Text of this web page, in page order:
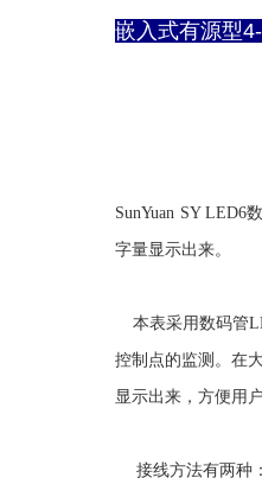
嵌入式有源型
SunYuan SY LED6
字量显示出来。
本表采用数码管
控制点的监测。在
显示出来，方便用
接线方法有两种